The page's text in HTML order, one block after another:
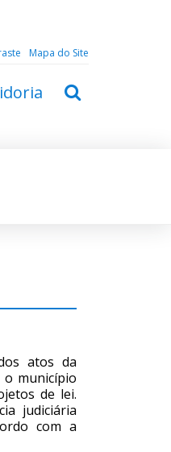
Mapa do Site
atos da
o município
de lei.
judiciária
com a